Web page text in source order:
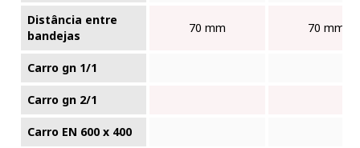
Distância entre
bandejas
70 mm 70 mm
Carro gn 1/1
Carro gn 2/1
Carro EN 600 x 400